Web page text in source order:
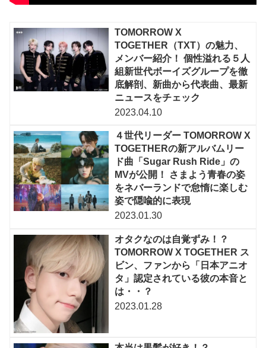
TOMORROW X
TOGETHER（TXT）の魅力、
メンバー紹介！ 個性溢れる５人
組新世代ボーイズグループを徹
底解剖、新曲から代表曲、最新
ニュースをチェック
2023.04.10
４世代リーダー TOMORROW X
TOGETHERの新アルバムリー
ド曲「Sugar Rush Ride」の
MVが公開！ さまよう青春の姿
をネバーランドで怠惰に楽しむ
姿で隠喩的に表現
2023.01.30
オタクなのは自覚ずみ！？
TOMORROW X TOGETHER ス
ビン、ファンから「日本アニオ
タ」認定されている彼の本音と
は・・？
2023.01.28